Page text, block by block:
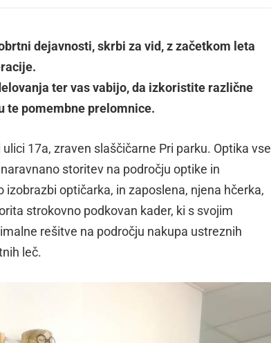
dejavnosti, skrbi za vid, z začetkom leta
ter vas vabijo, da izkoristite različne
te pomembne prelomnice.
17a, zraven slaščičarne Pri parku. Optika vse
storitev na področju optike in
izobrazbi optičarka, in zaposlena, njena hčerka,
strokovno podkovan kader, ki s svojim
rešitve na področju nakupa ustreznih
leč.